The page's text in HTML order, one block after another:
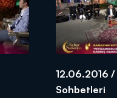
12.06.2016 /
Sohbetleri